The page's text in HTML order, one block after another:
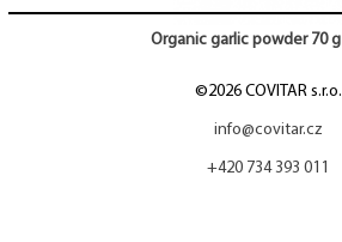
Organic garlic powder 70 g
©2026 COVITAR s.r.o.
info@covitar.cz
+420 734 393 011